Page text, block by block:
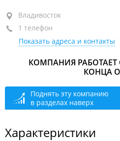
Владивосток
+7 984 149-07-72
открыто: 09:00–21:00
Владивосток
1 телефон
Показать адреса и контакты
КОМПАНИЯ
КОНЦА
Поднять эту компанию
в разделах наверх
Характеристики